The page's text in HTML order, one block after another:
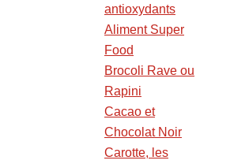
antioxydants
Aliment Super
Food
Brocoli Rave ou
Rapini
Cacao et
Chocolat Noir
Carotte, les